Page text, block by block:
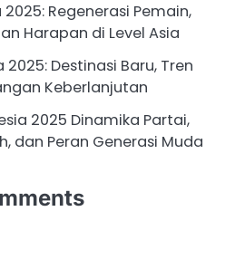
Regenerasi Pemain,
Harapan di Level Asia
Destinasi Baru, Tren
Keberlanjutan
2025 Dinamika Partai,
dan Peran Generasi Muda